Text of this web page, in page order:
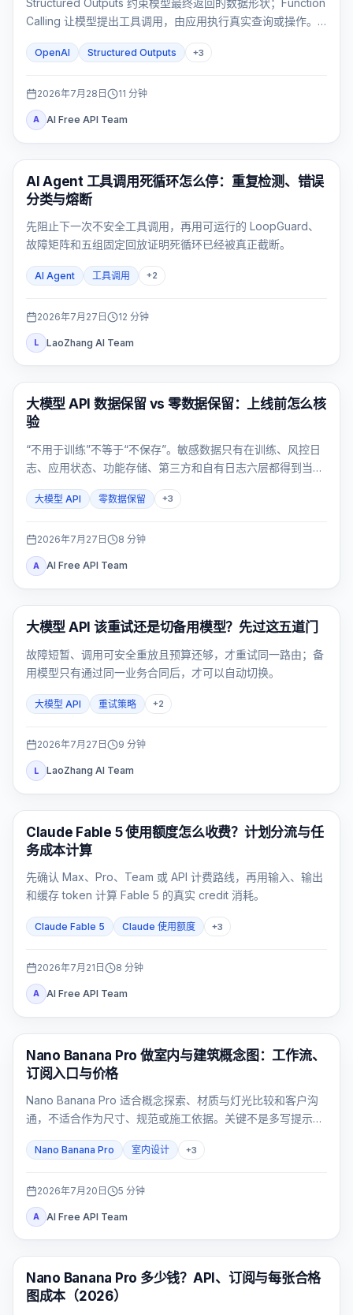
Structured Outputs 约束模型最终返回的数据形状；Function
Calling 让模型提出工具调用，由应用执行真实查询或操作。
OpenAI Structured Outputs +3
2026年7月28日 11 分钟
A AI Free API Team
AI API
AI Agent 工具调用死循环怎么停：重复检测、错误
分类与熔断
先阻止下一次不安全工具调用，再用可运行的 LoopGuard、
故障矩阵和五组固定回放证明死循环已经被真正截断。
AI Agent 工具调用 +2
2026年7月27日 12 分钟
L LaoZhang AI Team
API Guides
大模型 API 数据保留 vs 零数据保留：上线前怎么核
验
“不用于训练”不等于“不保存”。敏感数据只有在训练、风控日
志、应用状态、功能存储、第三方和自有日志六层都得到当前
量。
大模型 API 零数据保留 +3
2026年7月27日 8 分钟
A AI Free API Team
API 指南
大模型 API 该重试还是切备用模型？先过这五道门
故障短暂、调用可安全重放且预算还够，才重试同一路由；备
用模型只有通过同一业务合同后，才可以自动切换。
大模型 API 重试策略 +2
2026年7月27日 9 分钟
L LaoZhang AI Team
Claude Code
Claude Fable 5 使用额度怎么收费？计划分流与任
务成本计算
先确认 Max、Pro、Team 或 API 计费路线，再用输入、输出
和缓存 token 计算 Fable 5 的真实 credit 消耗。
Claude Fable 5 Claude 使用额度 +3
2026年7月21日 8 分钟
A AI Free API Team
AI 图片生成
Nano Banana Pro 做室内与建筑概念图：工作流、
订阅入口与价格
Nano Banana Pro 适合概念探索、材质与灯光比较和客户沟
通，不适合作为尺寸、规范或施工依据。关键不是多写提示
Nano Banana Pro 室内设计 +3
2026年7月20日 5 分钟
A AI Free API Team
AI 图片生成
Nano Banana Pro 多少钱？API、订阅与每张合格
图成本（2026）